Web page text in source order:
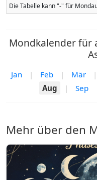
Die Tabelle kann "-" für
Mondkalender für
Jan | Feb | Mär |
Aug
| Sep
Mehr über den